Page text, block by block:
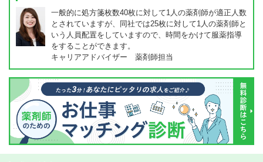
一般的に処方箋枚数40枚に対して1人の薬剤師が適正人数
とされていますが、同社では25枚に対して1人の薬剤師と
いう人員配置をしていますので、時間をかけて服薬指導
をすることができます。
キャリアアドバイザー 薬剤師担当